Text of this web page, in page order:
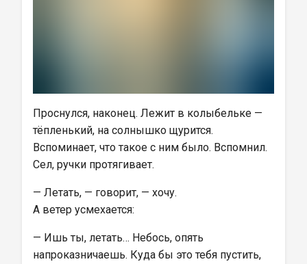
Проснулся, наконец. Лежит в колыбельке —
тёпленький, на солнышко щурится.
Вспоминает, что такое с ним было. Вспомнил.
Сел, ручки протягивает.
— Летать, — говорит, — хочу.
А ветер усмехается:
— Ишь ты, летать… Небось, опять
напроказничаешь. Куда бы это тебя пустить,